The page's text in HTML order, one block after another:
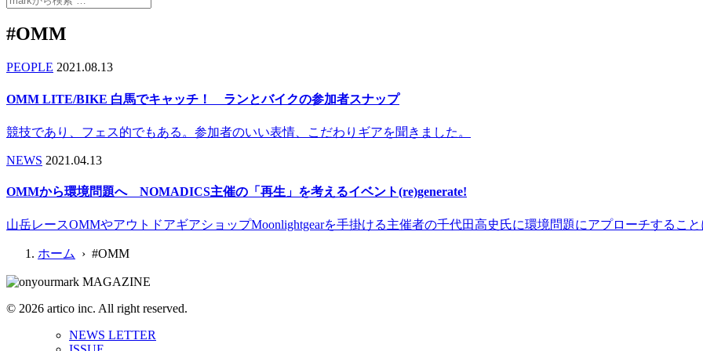
#OMM
PEOPLE 2021.08.13
OMM LITE/BIKE 白馬でキャッチ！ ランとバイクの参加者スナップ
競技であり、フェス的でもある。参加者のいい表情、こだわりギアを聞きました。
NEWS 2021.04.13
OMMから環境問題へ NOMADICS主催の「再生」を考えるイベント(re)generate!
山岳レースOMMやアウトドアギアショップMoonlightgearを手掛ける主催者の千代田高史氏に環境問題にアプローチすること
ホーム › #OMM
© 2026 artico inc. All right reserved.
NEWS LETTER